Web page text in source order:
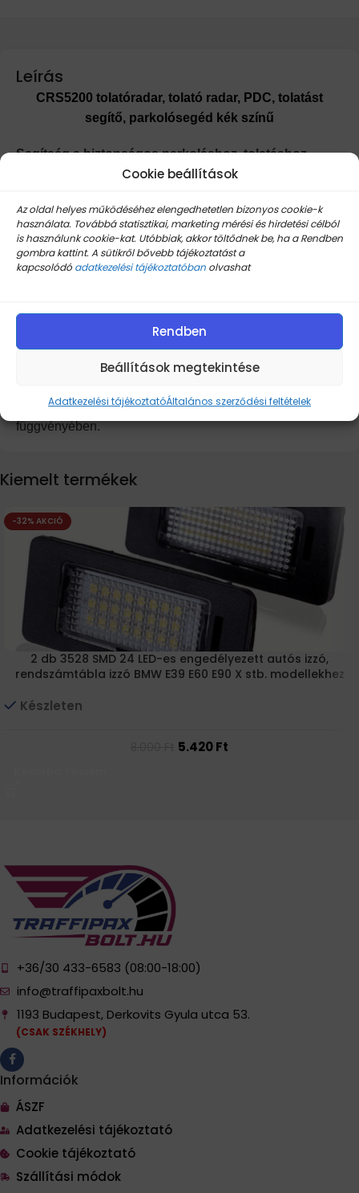
Cookie beállítások
Az oldal helyes működéséhez elengedhetetlen bizonyos cookie-k
használata. Továbbá statisztikai, marketing mérési és hirdetési célból
is használunk cookie-kat. Utóbbiak, akkor töltődnek be, ha a Rendben
gombra kattint. A sütikről bővebb tájékoztatást a
kapcsolódó adatkezelési tájékoztatóban olvashat
Rendben
Beállítások megtekintése
Adatkezelési tájékoztatóÁltalános szerződési feltételek
Leírás
CRS5200 tolatóradar, tolató radar, PDC, tolatást
segítő, parkolósegéd kék színű
Segítség a biztonságos parkoláshoz, tolatáshoz.
Négy ultrahangos érzékelővel rendelkező tolatóradar,
távolságáról és hangjelzést ad.
Leírás:
Érzékelési távolság 0,3 – 1,8 m – ig. Jobb és baloldali
akadály megkülönböztetés.
3 fokozatú hangjelzés az észlelt tárgy távolságának
függvényében.
Kiemelt termékek
-32% AKCIÓ
2 db 3528 SMD 24 LED-es engedélyezett autós izzó,
rendszámtábla izzó BMW E39 E60 E90 X stb. modellekhez
Készleten
5.420Ft
+36/30 433-6583 (08:00-18:00)
info@traffipaxbolt.hu
1193 Budapest, Derkovits Gyula utca 53.
(CSAK SZÉKHELY)
Információk
ÁSZF
Adatkezelési tájékoztató
Cookie tájékoztató
Szállítási módok